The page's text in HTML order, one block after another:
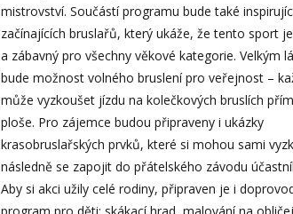
mistrovství. Součástí programu bude také
začínajících bruslařů, který ukáže, že tento sport
a zábavný pro všechny věkové kategorie. Velkým
bude možnost volného bruslení pro veřejnost –
může vyzkoušet jízdu na kolečkových bruslích
ploše. Pro zájemce budou připraveny i ukázky
krasobruslařských prvků, které si mohou sami
následně se zapojit do přátelského závodu
Aby si akci užily celé rodiny, připraven je i